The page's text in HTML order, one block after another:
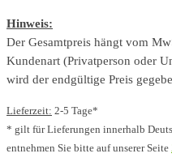
Hinweis:
Der Gesamtpreis hängt vom
Kundenart (Privatperson oder
wird der endgültige Preis
Lieferzeit: 2-5 Tage*
* gilt für Lieferungen innerhalb
entnehmen Sie bitte auf unserer Seite